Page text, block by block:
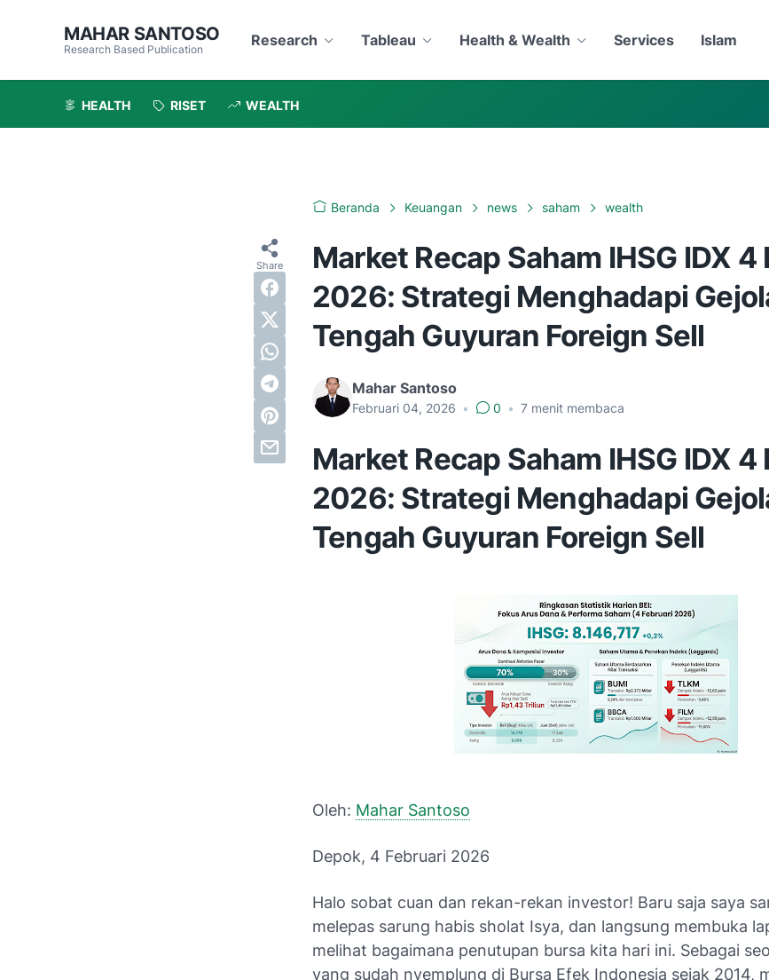
MAHAR SANTOSO
Research Based Publication
Research Tableau Health & Wealth Services Islam
HEALTH RISET WEALTH
Beranda Keuangan news saham wealth
Market Recap Saham IHSG IDX 4
2026: Strategi Menghadapi
Tengah Guyuran Foreign Sell
Mahar Santoso
Februari 04, 2026 • 0 • 7 menit membaca
Market Recap Saham IHSG IDX 4
2026: Strategi Menghadapi
Tengah Guyuran Foreign Sell
Oleh: Mahar Santoso
Depok, 4 Februari 2026
Halo sobat cuan dan rekan-rekan investor! Baru saja saya
melepas sarung habis sholat Isya, dan langsung membuka
melihat bagaimana penutupan bursa kita hari ini. Sebagai
yang sudah nyemplung di Bursa Efek Indonesia sejak 2014,